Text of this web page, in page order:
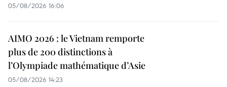
05/08/2026 16:06
AIMO 2026 : le Vietnam remporte
plus de 200 distinctions à
l’Olympiade mathématique d’Asie
05/08/2026 14:23